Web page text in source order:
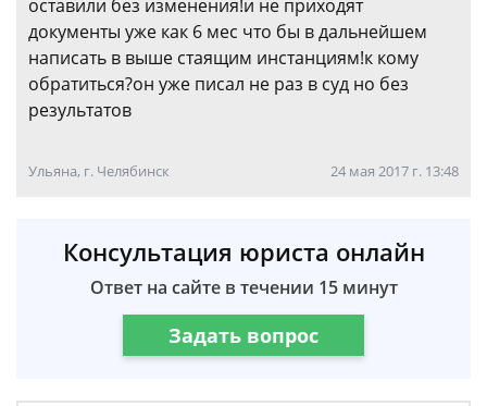
оставили без изменения!и не приходят
документы уже как 6 мес что бы в дальнейшем
написать в выше стаящим инстанциям!к кому
обратиться?он уже писал не раз в суд но без
результатов
Ульяна, г. Челябинск 24 мая 2017 г. 13:48
Консультация юриста онлайн
Ответ на сайте в течении 15 минут
Задать вопрос